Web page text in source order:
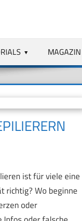
MAGAZIN
ist für viele eine
richtig? Wo beginne
oder